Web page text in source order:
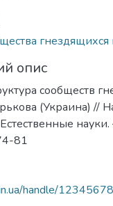
гнездящихся
опис
сообществ
(Украина) //
81
handle/